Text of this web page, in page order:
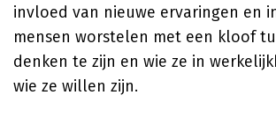
invloed van nieuwe ervaringen en
mensen worstelen met een kloof
denken te zijn en wie ze in
wie ze willen zijn.